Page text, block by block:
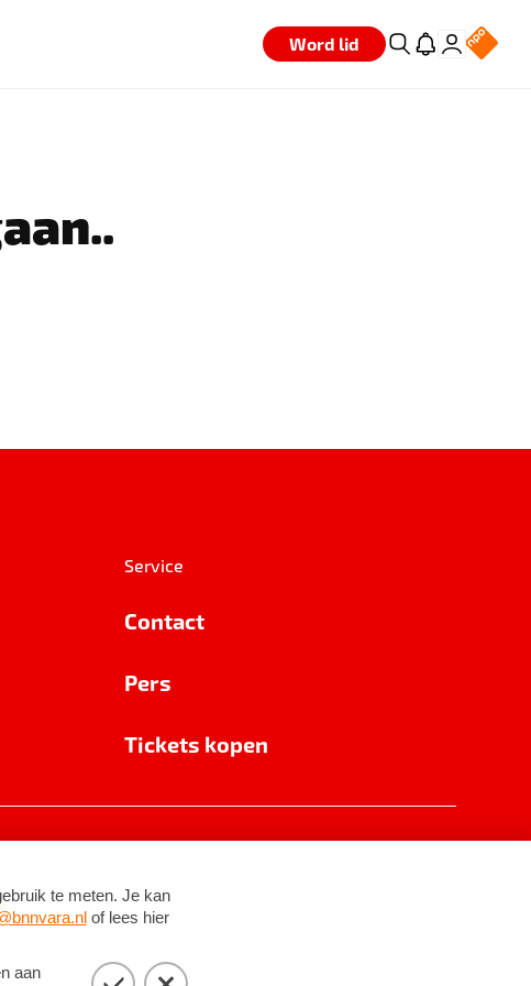
Word lid
Service
Contact
Pers
Tickets kopen